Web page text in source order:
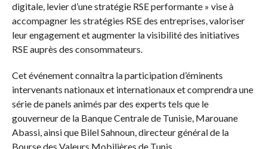
digitale, levier d’une stratégie RSE performante » vise à
accompagner les stratégies RSE des entreprises, valoriser
leur engagement et augmenter la visibilité des initiatives
RSE auprès des consommateurs.
Cet événement connaîtra la participation d’éminents
intervenants nationaux et internationaux et comprendra une
série de panels animés par des experts tels que le
gouverneur de la Banque Centrale de Tunisie, Marouane
Abassi, ainsi que Bilel Sahnoun, directeur général de la
Bourse des Valeurs Mobilières de Tunis.